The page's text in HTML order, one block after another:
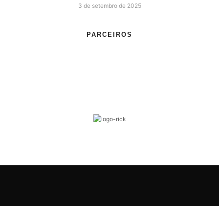
3 de setembro de 2025
PARCEIROS